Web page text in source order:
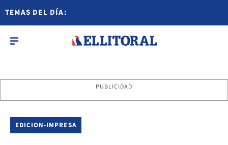
TEMAS DEL DÍA:
PUBLICIDAD
EDICION-IMPRESA